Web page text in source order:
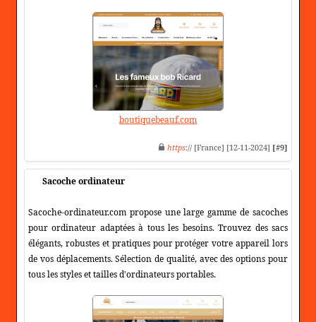
boutiquebeauf.com
https:// [France] [12-11-2024] [#9]
Sacoche ordinateur
Sacoche-ordinateur.com propose une large gamme de sacoches
pour ordinateur adaptées à tous les besoins. Trouvez des sacs
élégants, robustes et pratiques pour protéger votre appareil lors
de vos déplacements. Sélection de qualité, avec des options pour
tous les styles et tailles d'ordinateurs portables.